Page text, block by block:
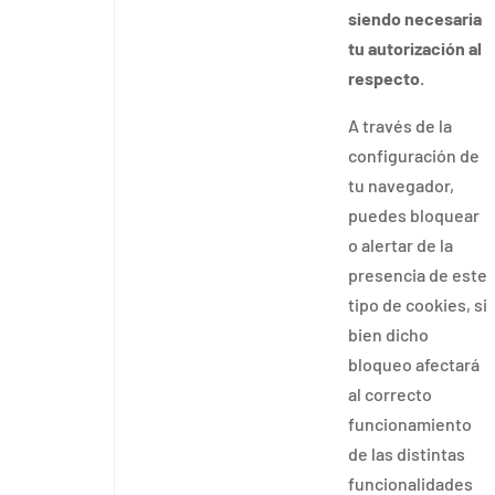
siendo necesaria
tu autorización al
respecto.
A través de la
configuración de
tu navegador,
puedes bloquear
o alertar de la
presencia de este
tipo de cookies, si
bien dicho
bloqueo afectará
al correcto
funcionamiento
de las distintas
funcionalidades